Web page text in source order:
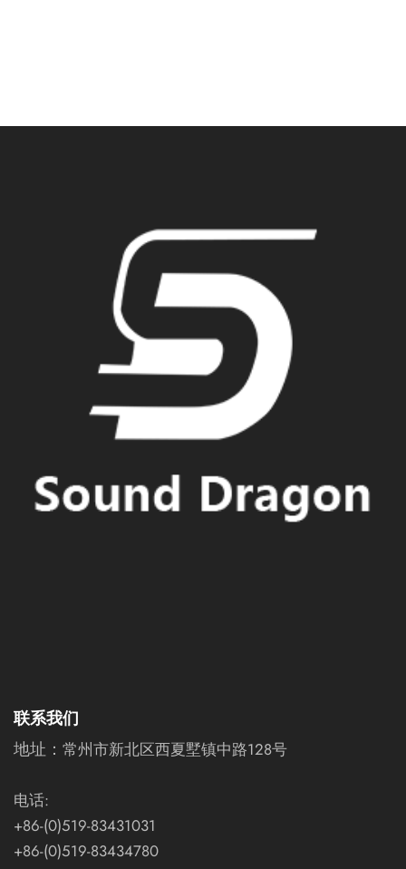
联系我们
地址： 常州市新北区西夏墅镇中路128号
电话:
+86-(0)519-83431031
+86-(0)519-83434780